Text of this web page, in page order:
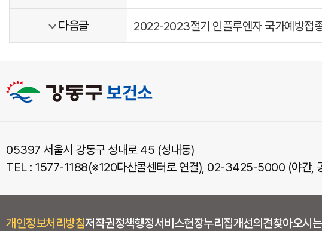
다음글 2022-2023절기 인플루엔자 국가예방접
05397 서울시 강동구 성내로 45 (성내동)
TEL : 1577-1188(※120다산콜센터로 연결), 02-3425-5000 (야간,
개인정보처리방침저작권정책행정서비스헌장누리집개선의견찾아오시